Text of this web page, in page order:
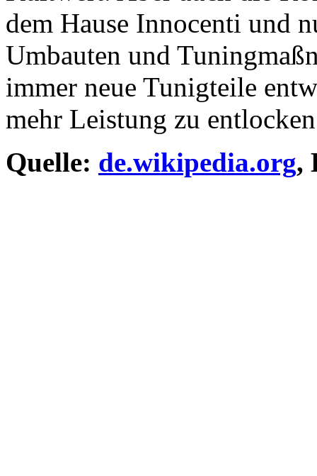
dem Hause Innocenti und
Umbauten und
immer neue Tunigteile
mehr Leistung zu
Quelle: de.wikipedia.org,